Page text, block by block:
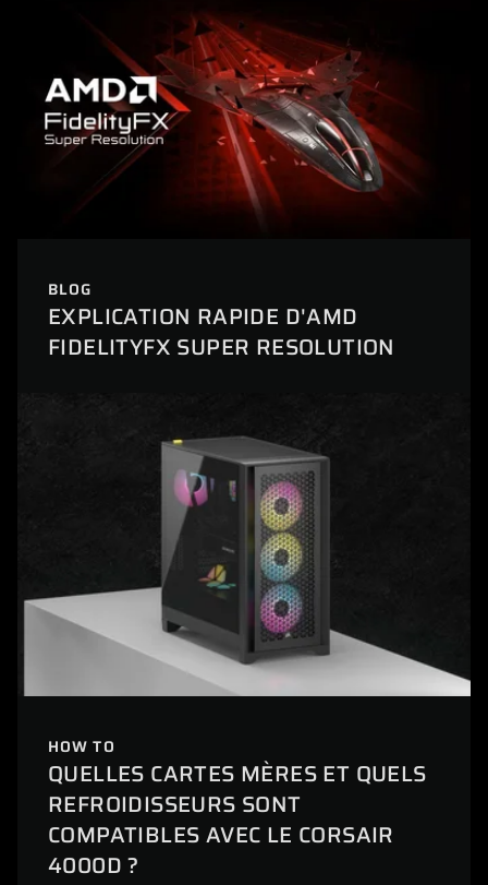
BLOG
EXPLICATION RAPIDE D'AMD
FIDELITYFX SUPER RESOLUTION
HOW TO
QUELLES CARTES MÈRES ET QUELS
REFROIDISSEURS SONT
COMPATIBLES AVEC LE CORSAIR
4000D ?